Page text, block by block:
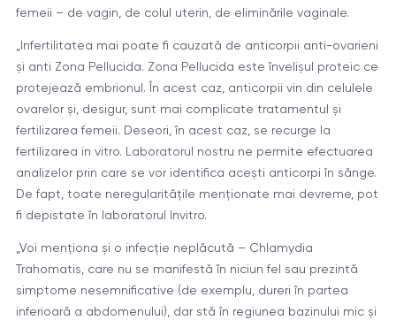
femeii – de vagin, de colul uterin, de eliminările vaginale.
„Infertilitatea mai poate fi cauzată de anticorpii anti-ovarieni
și anti Zona Pellucida. Zona Pellucida este învelișul proteic ce
protejează embrionul. În acest caz, anticorpii vin din celulele
ovarelor și, desigur, sunt mai complicate tratamentul și
fertilizarea femeii. Deseori, în acest caz, se recurge la
fertilizarea in vitro. Laboratorul nostru ne permite efectuarea
analizelor prin care se vor identifica acești anticorpi în sânge.
De fapt, toate neregularitățile menționate mai devreme, pot
fi depistate în laboratorul Invitro.
„Voi menționa și o infecție neplăcută – Chlamydia
Trahomatis, care nu se manifestă în niciun fel sau prezintă
simptome nesemnificative (de exemplu, dureri în partea
inferioară a abdomenului), dar stă în regiunea bazinului mic și